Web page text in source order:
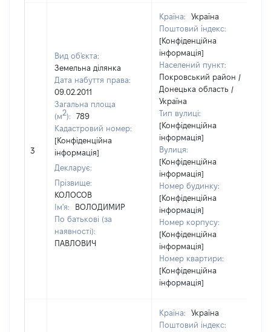
3
Вид об'єкта:
Земельна ділянка
Дата набуття права:
09.02.2011
Загальна площа
(м2):
789
Кадастровий номер:
[Конфіденційна
інформація]
Декларує:
Прізвище:
КОЛОСОВ
Ім'я:
ВОЛОДИМИР
По батькові (за
наявності):
ПАВЛОВИЧ
Країна:
Україна
Поштовий індекс:
[Конфіденційна
інформація]
Населений пункт:
Покровський район /
Донецька область /
Україна
Тип вулиці:
[Конфіденційна
інформація]
Вулиця:
[Конфіденційна
інформація]
Номер будинку:
[Конфіденційна
інформація]
Номер корпусу:
[Конфіденційна
інформація]
Номер квартири:
[Конфіденційна
інформація]
Країна:
Україна
Поштовий індекс: